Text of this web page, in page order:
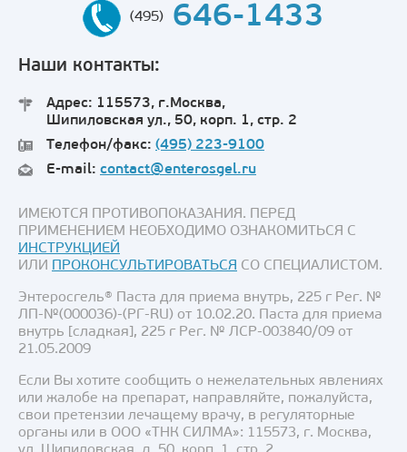
(495) 646-1433
Наши контакты:
Адрес: 115573, г.Москва,
Шипиловская ул., 50, корп. 1, стр. 2
Телефон/факс: (495) 223-9100
E-mail: contact@enterosgel.ru
ИМЕЮТСЯ ПРОТИВОПОКАЗАНИЯ. ПЕРЕД
ПРИМЕНЕНИЕМ НЕОБХОДИМО ОЗНАКОМИТЬСЯ С
ИНСТРУКЦИЕЙ
ИЛИ
ПРОКОНСУЛЬТИРОВАТЬСЯ СО СПЕЦИАЛИСТОМ.
Энтеросгель® Паста для приема внутрь, 225 г Рег. №
ЛП-№(000036)-(РГ-RU) от 10.02.20. Паста для приема
внутрь [сладкая], 225 г Рег. № ЛСР-003840/09 от
21.05.2009
Если Вы хотите сообщить о нежелательных явлениях
или жалобе на препарат, направляйте, пожалуйста,
свои претензии лечащему врачу, в регуляторные
органы или в ООО «ТНК СИЛМА»: 115573, г. Москва,